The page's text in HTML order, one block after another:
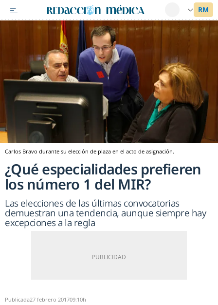
Carlos Bravo durante su elección de plaza en el acto de asignación.
¿Qué especialidades prefieren
los número 1 del MIR?
Las elecciones de las últimas convocatorias
demuestran una tendencia, aunque siempre hay
excepciones a la regla
Publicada27 febrero 201709:10h